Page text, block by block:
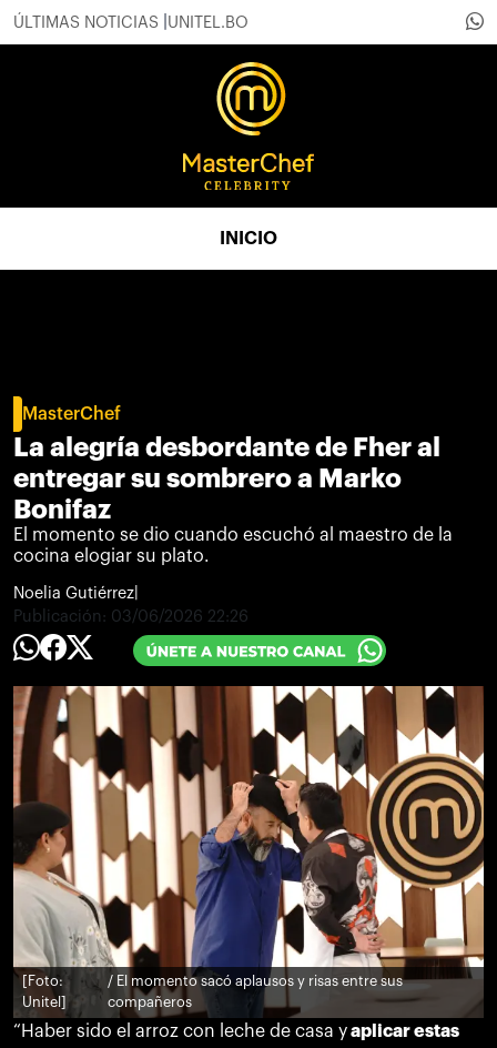
ÚLTIMAS NOTICIAS UNITEL.BO
INICIO
MasterChef
La alegría desbordante de Fher al
entregar su sombrero a Marko
Bonifaz
El momento se dio cuando escuchó al maestro de la
cocina elogiar su plato.
Noelia Gutiérrez
Publicación: 03/06/2026 22:26
[Foto:
Unitel]
/ El momento sacó aplausos y risas entre sus
compañeros
“Haber sido el arroz con leche de casa yaplicar estas